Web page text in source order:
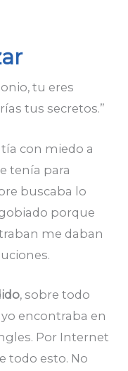
tu eres
tus secretos.”
con miedo a
tenía para
buscaba lo
porque
me daban
, sobre todo
encontraba en
Por Internet
todo esto. No